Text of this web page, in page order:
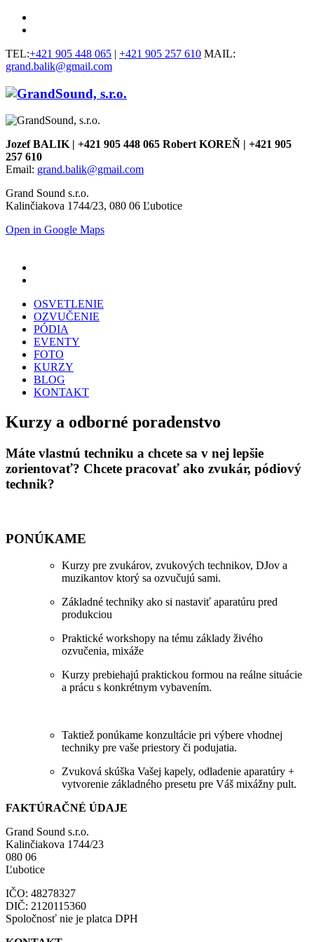
TEL:+421 905 448 065 | +421 905 257 610 MAIL:
grand.balik@gmail.com
Jozef BALIK | +421 905 448 065 Robert KOREŇ | +421 905
257 610
Email: grand.balik@gmail.com
Grand Sound s.r.o.
Kalinčiakova 1744/23, 080 06 Ľubotice
Open in Google Maps
OSVETLENIE
OZVUČENIE
PÓDIA
EVENTY
FOTO
KURZY
BLOG
KONTAKT
Kurzy a odborné poradenstvo
Máte vlastnú techniku a chcete sa v nej lepšie
zorientovať? Chcete pracovať ako zvukár, pódiový
technik?
PONÚKAME
Kurzy pre zvukárov, zvukových technikov, DJov a
muzikantov ktorý sa ozvučujú sami.
Základné techniky ako si nastaviť aparatúru pred
produkciou
Praktické workshopy na tému základy živého
ozvučenia, mixáže
Kurzy prebiehajú praktickou formou na reálne situácie
a prácu s konkrétnym vybavením.
Taktiež ponúkame konzultácie pri výbere vhodnej
techniky pre vaše priestory či podujatia.
Zvuková skúška Vašej kapely, odladenie aparatúry +
vytvorenie základného presetu pre Váš mixážny pult.
FAKTÚRAČNÉ ÚDAJE
Grand Sound s.r.o.
Kalinčiakova 1744/23
080 06
Ľubotice
IČO: 48278327
DIČ: 2120115360
Spoločnosť nie je platca DPH